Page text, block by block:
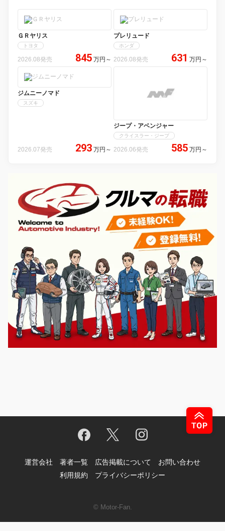
ＧＲヤリス
トヨタ
2026.08発売 845 万円 ～
プレリュード
ホンダ
2026.08発売 631 万円 ～
ジムニーノマド
スズキ
2026.07発売 293 万円 ～
ジープ・アベンジャー
クライスラー・ジープ
2026.06発売 585 万円 ～
運営会社 著者一覧 広告掲載について
お問い合わせ
利用規約
プライバシーポリシー
© Motor-Fan.